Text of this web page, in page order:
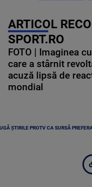
ARTICOL
SPORT.RO
FOTO | Imaginea
care a stârnit
acuză lipsă de
mondial
ȘTIRILE PROTV CA SURSĂ